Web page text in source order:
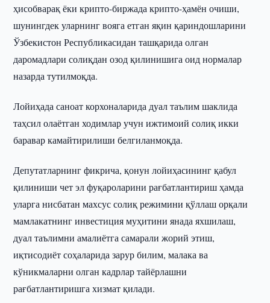
ҳисобварақ ёки крипто-биржада крипто-ҳамён очиши,
шунингдек уларнинг вояга етган яқин қариндошларини
Ўзбекистон Республикасидан ташқарида олган
даромадлари солиқдан озод қилинишига оид нормалар
назарда тутилмоқда.
Лойиҳада саноат корхоналарида дуал таълим шаклида
таҳсил олаётган ходимлар учун ижтимоий солиқ икки
баравар камайтирилиши белгиланмоқда.
Депутатларнинг фикрича, қонун лойиҳасининг қабул
қилиниши чет эл фуқароларини рағбатлантириш ҳамда
уларга нисбатан махсус солиқ режимини қўллаш орқали
мамлакатнинг инвестиция муҳитини янада яхшилаш,
дуал таълимни амалиётга самарали жорий этиш,
иқтисодиёт соҳаларида зарур билим, малака ва
кўникмаларни олган кадрлар тайёрлашни
рағбатлантиришга хизмат қилади.